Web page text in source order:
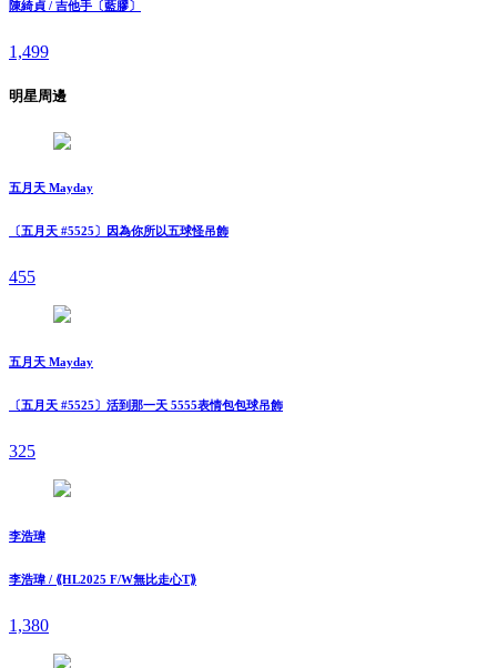
陳綺貞 / 吉他手〔藍膠〕
1,499
明星周邊
五月天 Mayday
〔五月天 #5525〕因為你所以五球怪吊飾
455
五月天 Mayday
〔五月天 #5525〕活到那一天 5555表情包包球吊飾
325
李浩瑋
李浩瑋 / ⟪HL2025 F/W無比走⼼T⟫
1,380